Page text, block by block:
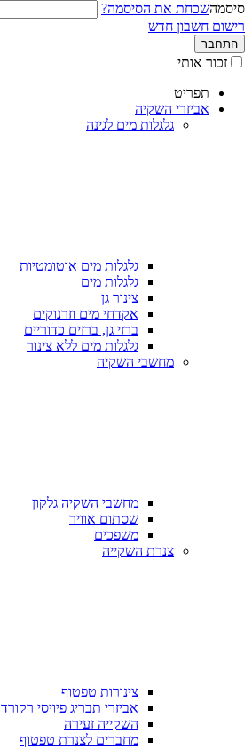
סיסמהשכחת את הסיסמה?
רישום חשבון חדש
התחבר
זכור אותי
תפריט
אביזרי השקיה
גלגלות מים לגינה
גלגלות מים אוטומטיות
גלגלות מים
צינור גן
אקדחי מים וזרנוקים
ברזי גן, ברזים כדוריים
גלגלות מים ללא צינור
מחשבי השקיה
מחשבי השקיה גלקון
שסתום אוויר
משפכים
צנרת השקייה
צינורות טפטוף
אביזרי תבריג פיויסי רקורד
השקייה זעירה
מחברים לצנרת טפטוף